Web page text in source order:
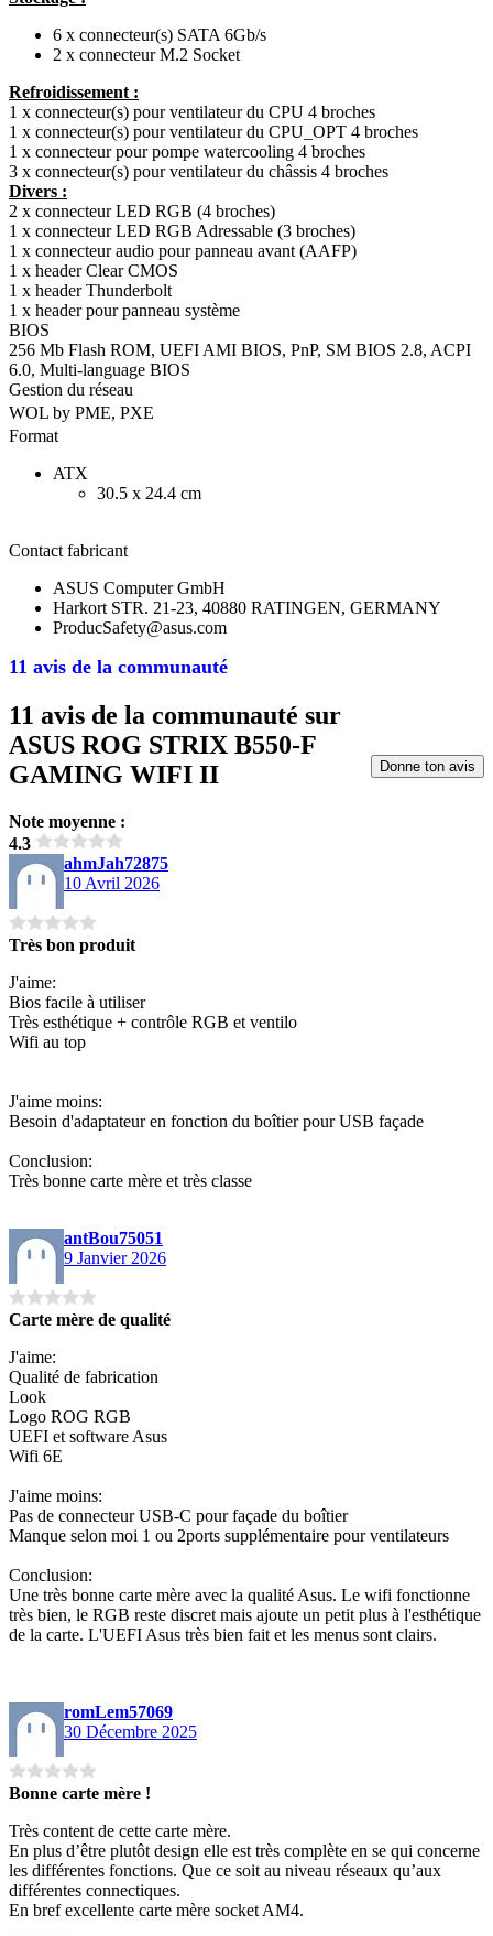
11 avis de la communauté
6 x connecteur(s) SATA 6Gb/s
2 x connecteur M.2 Socket
Refroidissement :
1 x connecteur(s) pour ventilateur du CPU 4 broches
1 x connecteur(s) pour ventilateur du CPU_OPT 4 broches
1 x connecteur pour pompe watercooling 4 broches
3 x connecteur(s) pour ventilateur du châssis 4 broches
Divers :
2 x connecteur LED RGB (4 broches)
1 x connecteur LED RGB Adressable (3 broches)
1 x connecteur audio pour panneau avant (AAFP)
1 x header Clear CMOS
1 x header Thunderbolt
1 x header pour panneau système
BIOS
256 Mb Flash ROM, UEFI AMI BIOS, PnP, SM BIOS 2.8, ACPI
6.0, Multi-language BIOS
Gestion du réseau
WOL by PME, PXE
Format
ATX
30.5 x 24.4 cm
Contact fabricant
ASUS Computer GmbH
Harkort STR. 21-23, 40880 RATINGEN, GERMANY
ProducSafety@asus.com
11 avis de la communauté sur
ASUS ROG STRIX B550-F
GAMING WIFI II
Note moyenne :
4.3
Donne ton avis
ahmJah72875
10 Avril 2026
Très bon produit
J'aime:
Bios facile à utiliser
Très esthétique + contrôle RGB et ventilo
Wifi au top
J'aime moins:
Besoin d'adaptateur en fonction du boîtier pour USB façade
Conclusion:
Très bonne carte mère et très classe
antBou75051
9 Janvier 2026
Carte mère de qualité
J'aime:
Qualité de fabrication
Look
Logo ROG RGB
UEFI et software Asus
Wifi 6E
J'aime moins:
Pas de connecteur USB-C pour façade du boîtier
Manque selon moi 1 ou 2ports supplémentaire pour ventilateurs
Conclusion:
Une très bonne carte mère avec la qualité Asus. Le wifi fonctionne
très bien, le RGB reste discret mais ajoute un petit plus à l'esthétique
de la carte. L'UEFI Asus très bien fait et les menus sont clairs.
romLem57069
30 Décembre 2025
Bonne carte mère !
Très content de cette carte mère.
En plus d’être plutôt design elle est très complète en se qui concerne
les différentes fonctions. Que ce soit au niveau réseaux qu’aux
différentes connectiques.
En bref excellente carte mère socket AM4.